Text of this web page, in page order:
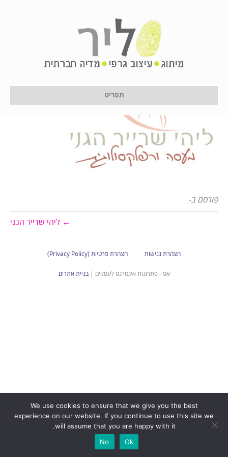
תפריט
1 באפריל 2024
פורסם ב-
← ליהי שרייר הגני
הצהרת נגישות הצהרת פרטיות (Privacy Policy)
אפ - פתרונות אינטרנט לעסקים |בניית אתרים
We use cookies to ensure that we give you the best
experience on our website. If you continue to use this site we
will assume that you are happy with it.
Ok
No